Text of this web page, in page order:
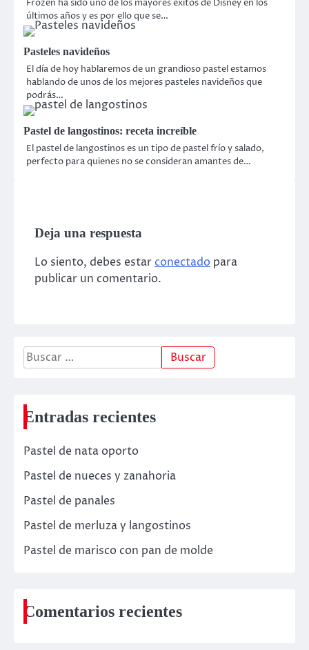
Frozen ha sido uno de los mayores éxitos de Disney en los
últimos años y es por ello que se…
Pasteles navideños
El día de hoy hablaremos de un grandioso pastel estamos
hablando de unos de los mejores pasteles navideños que
podrás…
Pastel de langostinos: receta increíble
El pastel de langostinos es un tipo de pastel frío y salado,
perfecto para quienes no se consideran amantes de…
Deja una respuesta
Lo siento, debes estar conectado para
publicar un comentario.
Buscar:
Entradas recientes
Pastel de nata oporto
Pastel de nueces y zanahoria
Pastel de panales
Pastel de merluza y langostinos
Pastel de marisco con pan de molde
Comentarios recientes